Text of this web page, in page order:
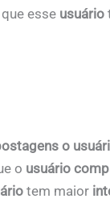
que esse usuário
o
o usuário
tem maior